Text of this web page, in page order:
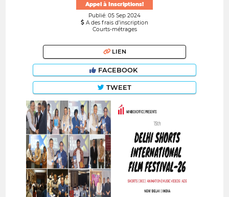
Appel à Inscriptions!
Publié: 05 Sep 2024
A des frais d’inscription
Courts-métrages
LIEN
FACEBOOK
TWEET